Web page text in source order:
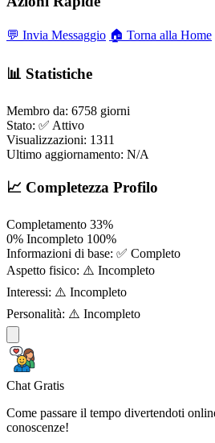
💬 Invia Messaggio 🏠 Torna alla Home
📊 Statistiche
Membro da: 6758 giorni
Stato: ✅ Attivo
Visualizzazioni: 1311
Ultimo aggiornamento: N/A
📈 Completezza Profilo
Completamento 33%
0% Incompleto 100%
Informazioni di base: ✅ Completo
Aspetto fisico: ⚠️ Incompleto
Interessi: ⚠️ Incompleto
Personalità: ⚠️ Incompleto
Chat Gratis
Come passare il tempo divertendoti
conoscenze!